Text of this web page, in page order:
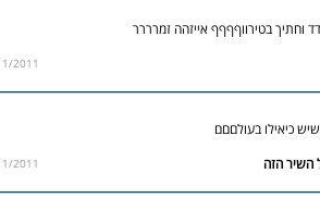
וחתיך בטירווףףףף אייזהה זמרררר
- 19:45
כיאילו בעולםםם
- 15:21